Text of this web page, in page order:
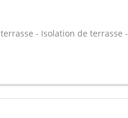
- Isolation de terrasse -